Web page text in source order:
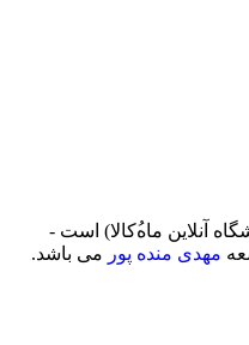
آنلاین ماه‌‌‌‌‌‌ُکالا) است -
مهدی منده پور می باشد.